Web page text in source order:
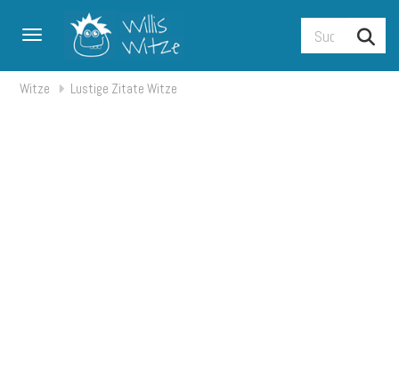
Toggle navigation
Witze Lustige Zitate Witze